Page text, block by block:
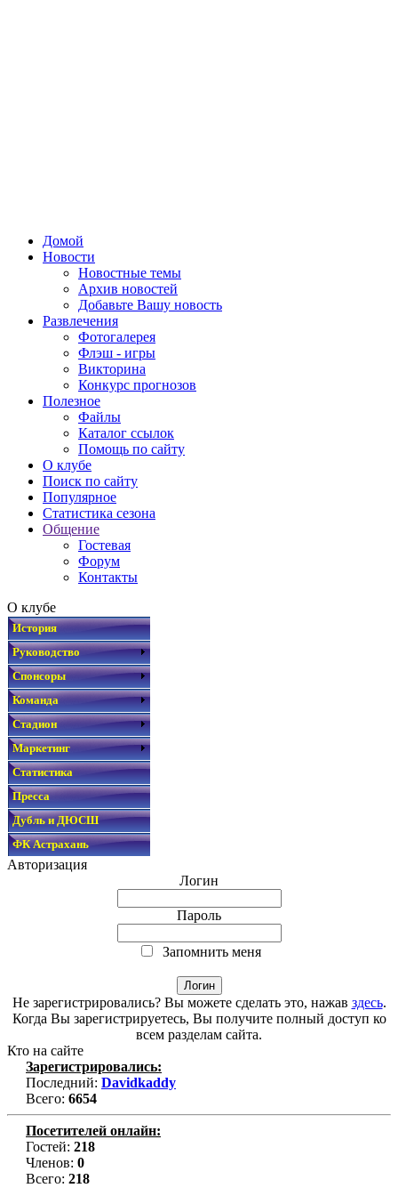
Домой
Новости
Новостные темы
Архив новостей
Добавьте Вашу новость
Развлечения
Фотогалерея
Флэш - игры
Викторина
Конкурс прогнозов
Полезное
Файлы
Каталог ссылок
Помощь по сайту
О клубе
Поиск по сайту
Популярное
Статистика сезона
Общение
Гостевая
Форум
Контакты
О клубе
История
Руководство
Спонсоры
Команда
Стадион
Маркетинг
Статистика
Пресса
Дубль и ДЮСШ
ФК Астрахань
Авторизация
Логин
Пароль
Запомнить меня
Не зарегистрировались? Вы можете сделать это, нажав здесь.
Когда Вы зарегистрируетесь, Вы получите полный доступ ко
всем разделам сайта.
Кто на сайте
Зарегистрировались:
Последний: Davidkaddy
Всего: 6654
Посетителей онлайн:
Гостей: 218
Членов: 0
Всего: 218